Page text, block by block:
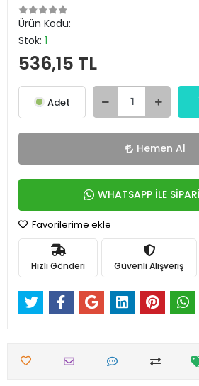
Ürün Kodu:
Stok: 1
536,15 TL
Adet
Hemen Al
WHATSAPP İLE
Favorilerime ekle
Hızlı Gönderi Güvenli Alışveriş